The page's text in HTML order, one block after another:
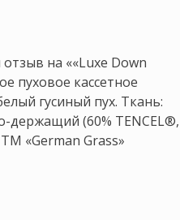
на ««Luxe Down
пуховое кассетное
гусиный пух. Ткань:
держащий (60% TENCEL®,
«German Grass»